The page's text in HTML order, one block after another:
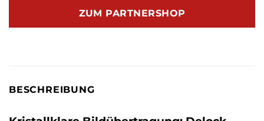
ZUM PARTNERSHOP
BESCHREIBUNG